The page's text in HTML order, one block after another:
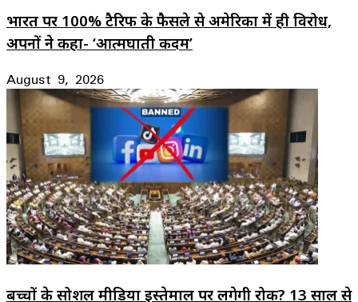
भारत पर 100% टैरिफ के फैसले से अमेरिका में ही विरोध,
अपनों ने कहा- ‘आत्मघाती कदम’
August 9, 2026
बच्चों के सोशल मीडिया इस्तेमाल पर लगेगी रोक? 13 साल से